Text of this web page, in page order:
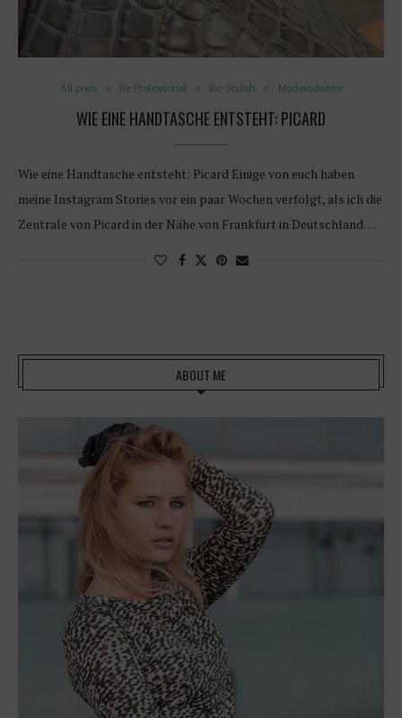
All posts Be Professional Be-Stylish Modeindustrie
WIE EINE HANDTASCHE ENTSTEHT: PICARD
Wie eine Handtasche entsteht: Picard Einige von euch haben
meine Instagram Stories vor ein paar Wochen verfolgt, als ich die
Zentrale von Picard in der Nähe von Frankfurt in Deutschland…
ABOUT ME